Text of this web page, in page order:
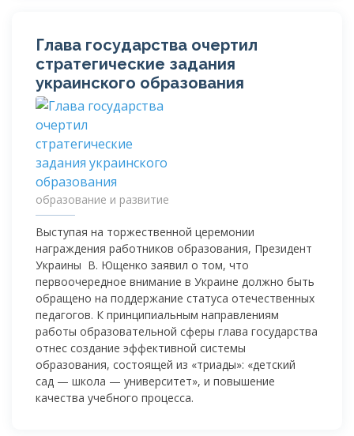
Глава государства очертил
стратегические задания
украинского образования
образование и развитие
Выступая на торжественной церемонии
награждения работников образования, Президент
Украины В. Ющенко заявил о том, что
первоочередное внимание в Украине должно быть
обращено на поддержание статуса отечественных
педагогов. К принципиальным направлениям
работы образовательной сферы глава государства
отнес создание эффективной системы
образования, состоящей из «триады»: «детский
сад — школа — университет», и повышение
качества учебного процесса.